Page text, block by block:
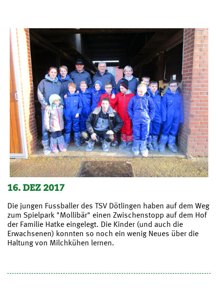
16. DEZ 2017
Die jungen Fussballer des TSV Dötlingen haben auf dem Weg
zum Spielpark "Mollibär" einen Zwischenstopp auf dem Hof
der Familie Hatke eingelegt. Die Kinder (und auch die
Erwachsenen) konnten so noch ein wenig Neues über die
Haltung von Milchkühen lernen.